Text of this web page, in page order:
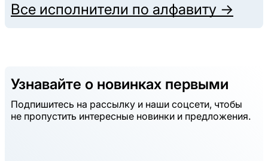
Все исполнители по алфавиту →
Узнавайте о новинках первыми
Подпишитесь на рассылку и наши соцсети, чтобы
не пропустить интересные новинки и предложения.